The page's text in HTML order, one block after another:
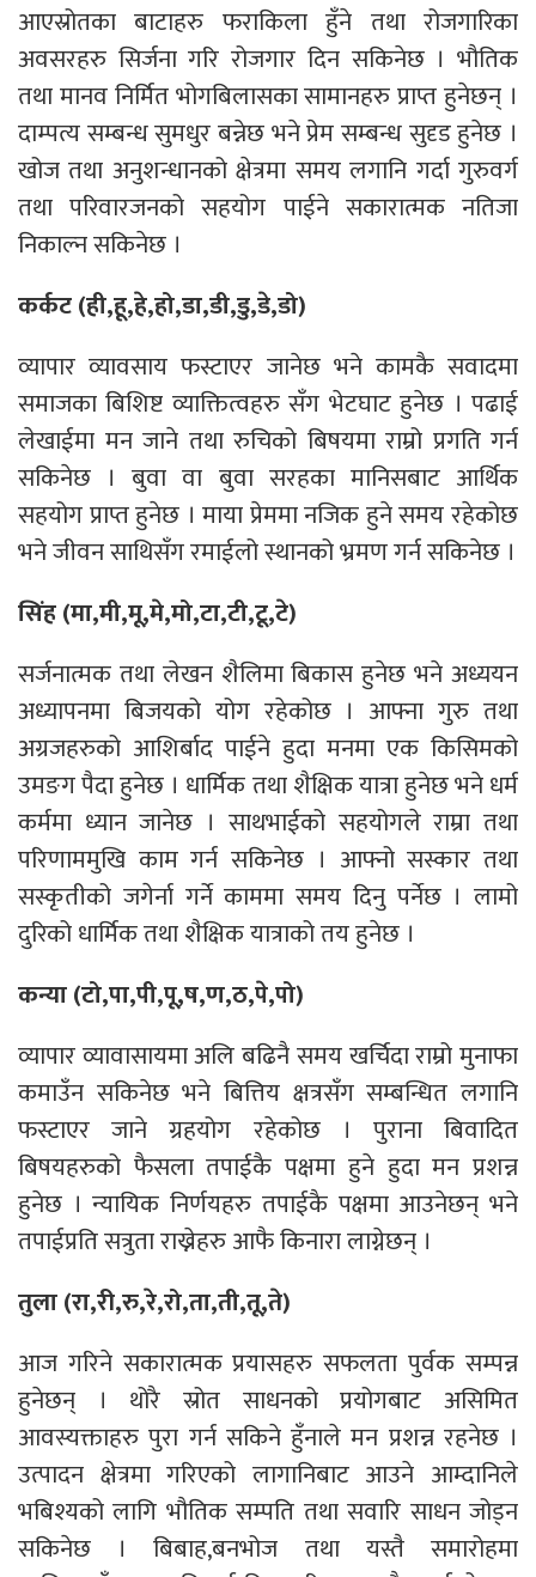
आएस्रोतका बाटाहरु फराकिला हुँने तथा रोजगारिका
अवसरहरु सिर्जना गरि रोजगार दिन सकिनेछ । भौतिक
तथा मानव निर्मित भोगबिलासका सामानहरु प्राप्त हुनेछन् ।
दाम्पत्य सम्बन्ध सुमधुर बन्नेछ भने प्रेम सम्बन्ध सुदृड हुनेछ ।
खोज तथा अनुशन्धानको क्षेत्रमा समय लगानि गर्दा गुरुवर्ग
तथा परिवारजनको सहयोग पाईने सकारात्मक नतिजा
निकाल्न सकिनेछ ।
कर्कट (ही,हू,हे,हो,डा,डी,डु,डे,डो)
व्यापार व्यावसाय फस्टाएर जानेछ भने कामकै सवादमा
समाजका बिशिष्ट व्याक्तित्वहरु सँग भेटघाट हुनेछ । पढाई
लेखाईमा मन जाने तथा रुचिको बिषयमा राम्रो प्रगति गर्न
सकिनेछ । बुवा वा बुवा सरहका मानिसबाट आर्थिक
सहयोग प्राप्त हुनेछ । माया प्रेममा नजिक हुने समय रहेकोछ
भने जीवन साथिसँग रमाईलो स्थानको भ्रमण गर्न सकिनेछ ।
सिंह (मा,मी,मू,मे,मो,टा,टी,टू,टे)
सर्जनात्मक तथा लेखन शैलिमा बिकास हुनेछ भने अध्ययन
अध्यापनमा बिजयको योग रहेकोछ । आफ्ना गुरु तथा
अग्रजहरुको आशिर्बाद पाईने हुदा मनमा एक किसिमको
उमङग पैदा हुनेछ । धार्मिक तथा शैक्षिक यात्रा हुनेछ भने धर्म
कर्ममा ध्यान जानेछ । साथभाईको सहयोगले राम्रा तथा
परिणाममुखि काम गर्न सकिनेछ । आफ्नो सस्कार तथा
सस्कृतीको जगेर्ना गर्ने काममा समय दिनु पर्नेछ । लामो
दुरिको धार्मिक तथा शैक्षिक यात्राको तय हुनेछ ।
कन्या (टो,पा,पी,पू,ष,ण,ठ,पे,पो)
व्यापार व्यावासायमा अलि बढिनै समय खर्चिदा राम्रो मुनाफा
कमाउँन सकिनेछ भने बित्तिय क्षत्रसँग सम्बन्धित लगानि
फस्टाएर जाने ग्रहयोग रहेकोछ । पुराना बिवादित
बिषयहरुको फैसला तपाईकै पक्षमा हुने हुदा मन प्रशन्न
हुनेछ । न्यायिक निर्णयहरु तपाईकै पक्षमा आउनेछन् भने
तपाईप्रति सत्रुता राख्नेहरु आफै किनारा लाग्नेछन् ।
तुला (रा,री,रु,रे,रो,ता,ती,तू,ते)
आज गरिने सकारात्मक प्रयासहरु सफलता पुर्वक सम्पन्न
हुनेछन् । थोरै स्रोत साधनको प्रयोगबाट असिमित
आवस्यक्ताहरु पुरा गर्न सकिने हुँनाले मन प्रशन्न रहनेछ ।
उत्पादन क्षेत्रमा गरिएको लागानिबाट आउने आम्दानिले
भबिश्यको लागि भौतिक सम्पति तथा सवारि साधन जोड्न
सकिनेछ । बिबाह,बनभोज तथा यस्तै समारोहमा